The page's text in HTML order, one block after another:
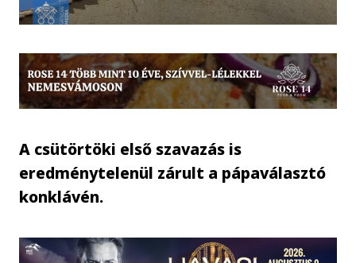
A csütörtöki első szavazás is
eredménytelenül zárult a pápaválasztó
konklávén.